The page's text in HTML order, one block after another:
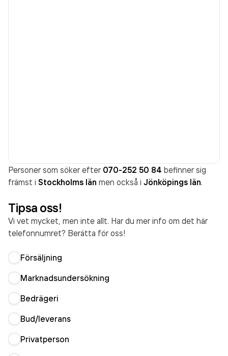
Personer som söker efter 070-252 50 84 befinner sig
främst i Stockholms län men också i Jönköpings län.
Tipsa oss!
Vi vet mycket, men inte allt. Har du mer info om det här
telefonnumret? Berätta för oss!
Försäljning
Marknadsundersökning
Bedrägeri
Bud/leverans
Privatperson